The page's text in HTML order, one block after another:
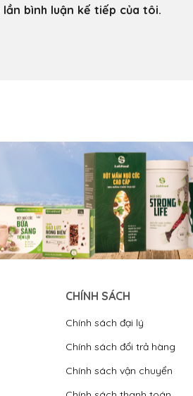
bình luận kế tiếp của tôi.
CHÍNH SÁCH
Chính sách đại lý
Chính sách đổi trả hàng
Chính sách vận chuyển